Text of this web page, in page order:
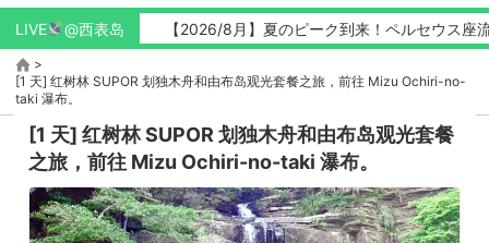
LIVE @西表岛【2026/8月】夏のピーク到来！ペルセウス座流星群観
>
[1 天] 红树林 SUPOR 划独木舟和由布岛观光套餐之旅，前往 Mizu Ochiri-no-
taki 瀑布。
[1 天] 红树林 SUPOR 划独木舟和由布岛观光套餐
之旅，前往 Mizu Ochiri-no-taki 瀑布。